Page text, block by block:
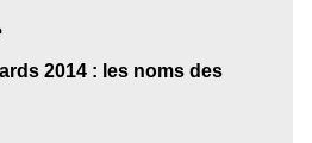
2014 : les noms des